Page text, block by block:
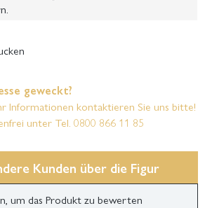
geweckt?
Informationen kontaktieren Sie uns bitte!
unter Tel. 0800 866 11 85
Kunden über die Figur
um das Produkt zu bewerten